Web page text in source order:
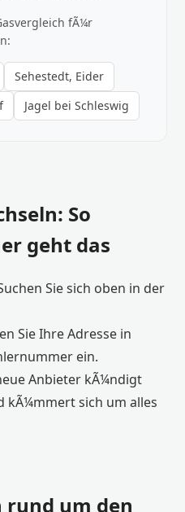
fÃ¼r
Sehestedt, Eider
Jagel bei Schleswig
So
geht das
Sie sich oben in der
Sie Ihre Adresse in
ein.
Anbieter kÃ¼ndigt
kÃ¼mmert sich um alles
rund um den